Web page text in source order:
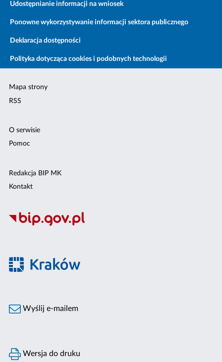
Udostępnianie informacji na wniosek
Ponowne wykorzystywanie informacji sektora publicznego
Deklaracja dostępności
Polityka dotycząca cookies i podobnych technologii
Mapa strony
RSS
O serwisie
Pomoc
Redakcja BIP MK
Kontakt
Wyślij e-mailem
Wersja do druku